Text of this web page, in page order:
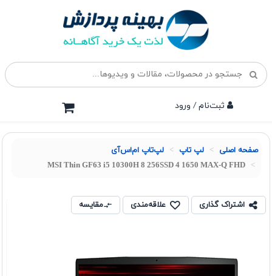
ثبت‌نام / ورود
صفحه اصلی لپ تاپ لپ‌تاپ ام‌اس‌آی
MSI Thin GF63 i5 10300H 8 256SSD 4 1650 MAX-Q FHD
اشتراک گذاری علاقه‌مندی مقایسه